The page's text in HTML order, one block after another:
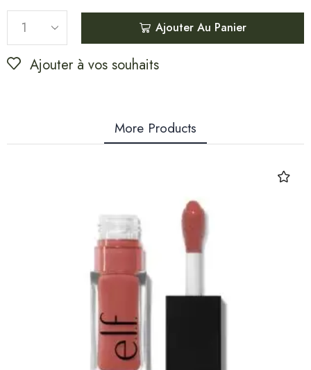
Ajouter Au Panier
Ajouter à vos souhaits
More Products